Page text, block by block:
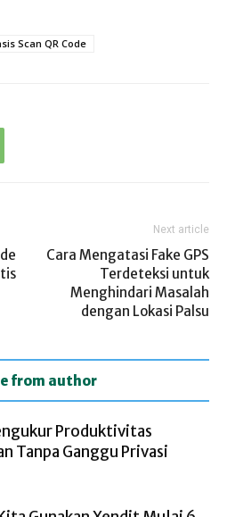
Scan QR Code
Next article
Cara Mengatasi Fake GPS
Terdeteksi untuk
Menghindari Masalah
dengan Lokasi Palsu
from author
Produktivitas
Tanpa Ganggu Privasi